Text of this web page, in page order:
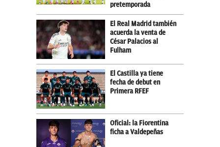
pretemporada
El Real Madrid también
acuerda la venta de
César Palacios al
Fulham
El Castilla ya tiene
fecha de debut en
Primera RFEF
Oficial: la Fiorentina
ficha a Valdepeñas